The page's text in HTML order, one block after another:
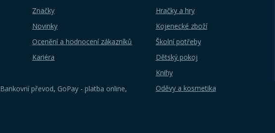
Značky
Novinky
Ocenění a hodnocení zákazníků
Kariéra
Hračky a hry
Kojenecké zboží
Školní potřeby
Dětský pokoj
Knihy
Oděvy a kosmetika
Bankovní převod, GoPay - platba online,